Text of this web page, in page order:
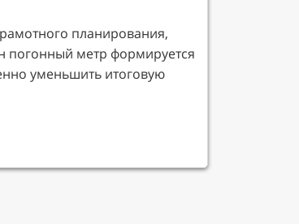
планирования,
погонный метр формируется
уменьшить итоговую